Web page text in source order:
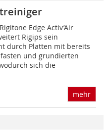
Edge Activ’Air
Rigips sein
durch Platten mit bereits
und grundierten
sich die
mehr